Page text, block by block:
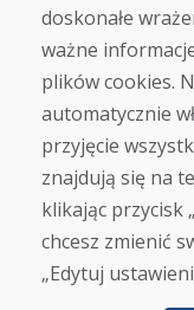
doskonałe
ważne
plików cookies.
automatycznie
przyjęcie
znajdują się na
klikając przycisk
chcesz zmienić
„Edytuj